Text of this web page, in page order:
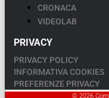
CRONACA
VIDEOLAB
PRIVACY
PRIVACY POLICY
INFORMATIVA COOKIES
PREFERENZE PRIVACY
© 2026